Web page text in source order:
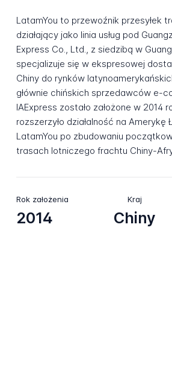
LatamYou to przewoźnik przesyłek
działający jako linia usług pod
Express Co., Ltd., z siedzibą w
specjalizuje się w ekspresowej
Chiny do rynków
głównie chińskich sprzedawców e-
IAExpress zostało założone w 2014
rozszerzyło działalność na
LatamYou po zbudowaniu
trasach lotniczego frachtu Chiny-
Rok założenia
2014
Kraj
Chiny